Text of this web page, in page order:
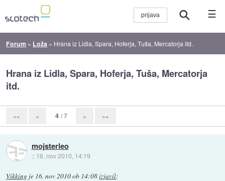
☰
Forum » Loža » Hrana iz Lidla, Spara, Hoferja, Tuša, Mercatorja itd.
Hrana iz Lidla, Spara, Hoferja, Tuša, Mercatorja
itd.
«« « 4 / 7 » »»
mojsterleo
:: 16. nov 2010, 14:19
Vikking je 16. nov 2010 ob 14:08izjavil: